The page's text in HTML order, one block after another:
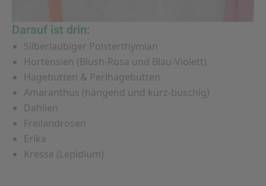
Darauf ist drin:
Silberlaubiger Polsterthymian
Hortensien (Blush-Rosa und Blau-Violett)
Hagebutten & Perlhagebutten
Amaranthus (hängend und kurz-buschig)
Dahlien
Freilandrosen
Erika
Kresse (Lepidium)